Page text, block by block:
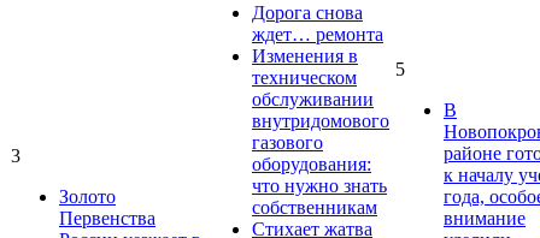
3
Золото
Первенства
Дорога снова
ждет… ремонта
Изменения в
техническом
обслуживании
внутридомового
газового
оборудования:
что нужно знать
собственникам
Стихает жатва
5
В
районе
к началу
года,
внимание